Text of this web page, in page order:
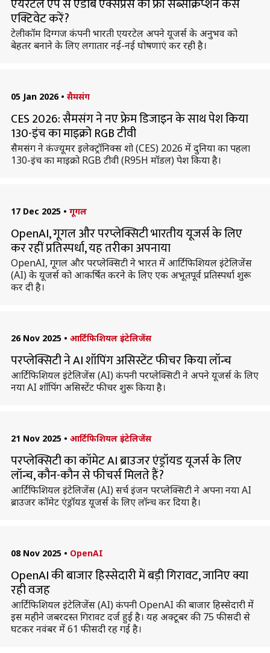
एयरटेल ऐप से एडोब एक्सप्रेस का फ्री सब्सक्रिप्शन कैसे
एक्टिवेट करें?
टेलीकॉम दिग्गज कंपनी भारती एयरटेल अपने यूजर्स के अनुभव को
बेहतर बनाने के लिए लगातार नई-नई घोषणाएं कर रही है।
05 Jan 2026 • सैमसंग
CES 2026: सैमसंग ने नए फ्रेम डिजाइन के साथ पेश किया
130-इंच का माइक्रो RGB टीवी
सैमसंग ने कंज्यूमर इलेक्ट्रॉनिक्स शो (CES) 2026 में दुनिया का पहला
130-इंच का माइक्रो RGB टीवी (R95H मॉडल) पेश किया है।
17 Dec 2025 • गूगल
OpenAI, गूगल और परप्लेक्सिटी भारतीय यूजर्स के लिए
कर रहीं प्रतिस्पर्धा, यह तरीका अपनाया
OpenAI, गूगल और परप्लेक्सिटी ने भारत में आर्टिफिशियल इंटेलिजेंस
(AI) के यूजर्स को आकर्षित करने के लिए एक अभूतपूर्व प्रतिस्पर्धा शुरू
कर दी है।
26 Nov 2025 • आर्टिफिशियल इंटेलिजेंस
परप्लेक्सिटी ने AI शॉपिंग असिस्टेंट फीचर किया लॉन्च
आर्टिफिशियल इंटेलिजेंस (AI) कंपनी परप्लेक्सिटी ने अपने यूजर्स के लिए
नया AI शॉपिंग असिस्टेंट फीचर शुरू किया है।
21 Nov 2025 • आर्टिफिशियल इंटेलिजेंस
परप्लेक्सिटी का कॉमेट AI ब्राउजर एंड्रॉयड यूजर्स के लिए
लॉन्च, कौन-कौन से फीचर्स मिलते हैं?
आर्टिफिशियल इंटेलिजेंस (AI) सर्च इंजन परप्लेक्सिटी ने अपना नया AI
ब्राउजर कॉमेट एंड्रॉयड यूजर्स के लिए लॉन्च कर दिया है।
08 Nov 2025 • OpenAI
OpenAI की बाजार हिस्सेदारी में बड़ी गिरावट, जानिए क्या
रही वजह
आर्टिफिशियल इंटेलिजेंस (AI) कंपनी OpenAI की बाजार हिस्सेदारी में
इस महीने जबरदस्त गिरावट दर्ज हुई है। यह अक्टूबर की 75 फीसदी से
घटकर नवंबर में 61 फीसदी रह गई है।